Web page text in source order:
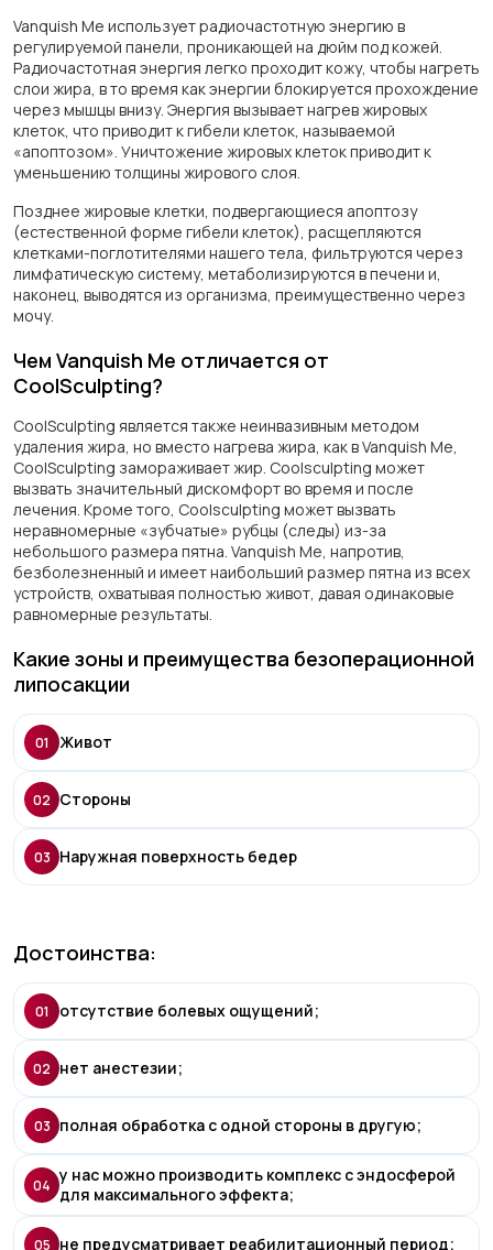
Vanquish Me использует радиочастотную энергию в
регулируемой панели, проникающей на дюйм под кожей.
Радиочастотная энергия легко проходит кожу, чтобы нагреть
слои жира, в то время как энергии блокируется прохождение
через мышцы внизу. Энергия вызывает нагрев жировых
клеток, что приводит к гибели клеток, называемой
«апоптозом». Уничтожение жировых клеток приводит к
уменьшению толщины жирового слоя.
Позднее жировые клетки, подвергающиеся апоптозу
(естественной форме гибели клеток), расщепляются
клетками-поглотителями нашего тела, фильтруются через
лимфатическую систему, метаболизируются в печени и,
наконец, выводятся из организма, преимущественно через
мочу.
Чем Vanquish Me отличается от
CoolSculpting?
CoolSculpting является также неинвазивным методом
удаления жира, но вместо нагрева жира, как в Vanquish Me,
CoolSculpting замораживает жир. Coolsculpting может
вызвать значительный дискомфорт во время и после
лечения. Кроме того, Coolsculpting может вызвать
неравномерные «зубчатые» рубцы (следы) из-за
небольшого размера пятна. Vanquish Me, напротив,
безболезненный и имеет наибольший размер пятна из всех
устройств, охватывая полностью живот, давая одинаковые
равномерные результаты.
Какие зоны и преимущества безоперационной
липосакции
01 Живот
02 Стороны
03 Наружная поверхность бедер
Достоинства:
01 отсутствие болевых ощущений;
02 нет анестезии;
03 полная обработка с одной стороны в другую;
04 у нас можно производить комплекс с эндосферой
для максимального эффекта;
05 не предусматривает реабилитационный период;